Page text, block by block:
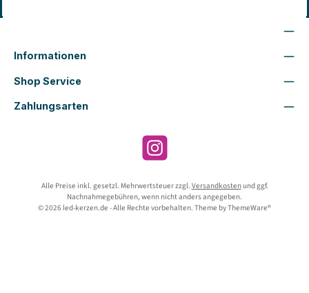
Informationen
Shop Service
Zahlungsarten
Instagram
Alle Preise inkl. gesetzl. Mehrwertsteuer zzgl. Versandkostenund ggf.
Nachnahmegebühren, wenn nicht anders angegeben.
© 2026 led-kerzen.de - Alle Rechte vorbehalten. Theme byThemeWare®